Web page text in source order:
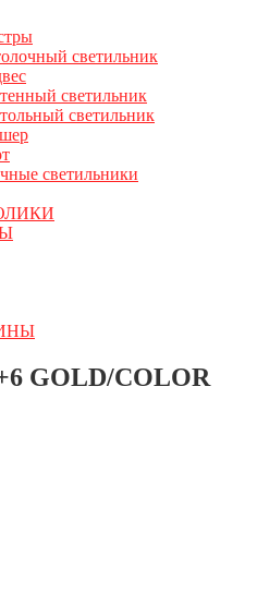
светильник
светильник
светильник
светильники
GOLD/COLOR